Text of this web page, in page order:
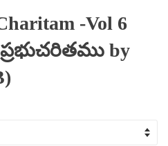
-Vol 6
by